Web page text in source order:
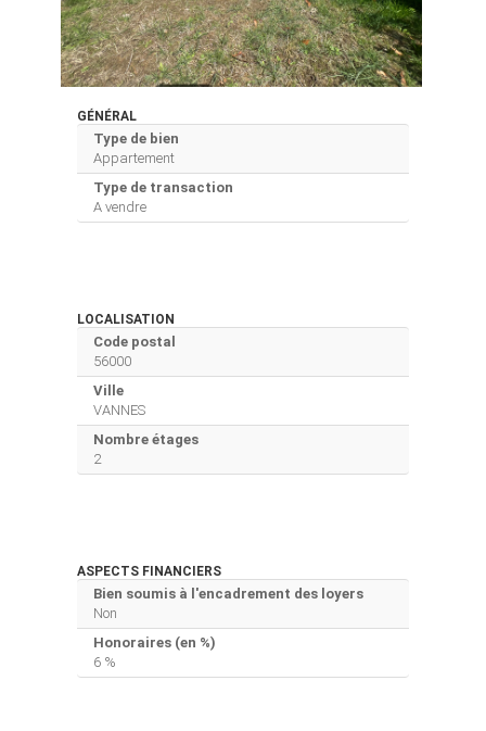
GÉNÉRAL
Type de bien
Appartement
Type de transaction
A vendre
LOCALISATION
Code postal
56000
Ville
VANNES
Nombre étages
2
ASPECTS FINANCIERS
Bien soumis à l'encadrement des loyers
Non
Honoraires (en %)
6 %